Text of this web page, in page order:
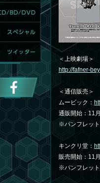
＜上映劇場＞
http://fafner-
＜通信販売＞
ムービック：
通販開始：11
※パンフレッ
キンクリ堂：
販売開始：11
※パンフレッ